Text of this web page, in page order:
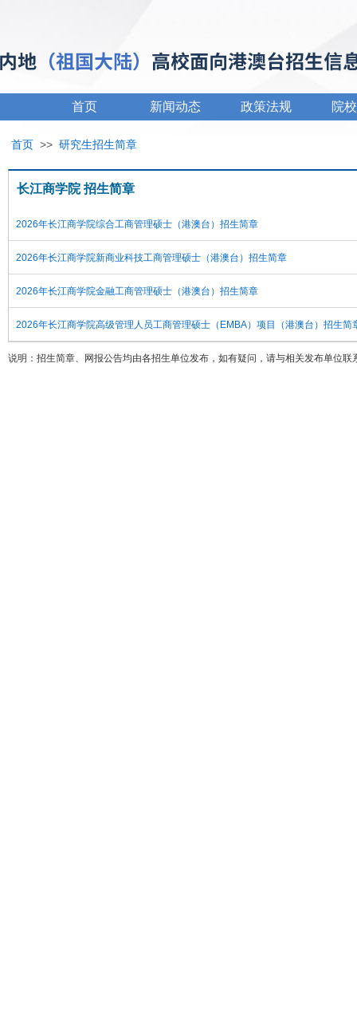
首页 新闻动态 政策法规 院
首页 >> 研究生招生简章
长江商学院 招生简章
2026年长江商学院综合工商管理硕士（港澳台）招生简章
2026年长江商学院新商业科技工商管理硕士（港澳台）招生简章
2026年长江商学院金融工商管理硕士（港澳台）招生简章
2026年长江商学院高级管理人员工商管理硕士（EMBA）项目（港澳台）招生简
说明：招生简章、网报公告均由各招生单位发布，如有疑问，请与相关发布单位